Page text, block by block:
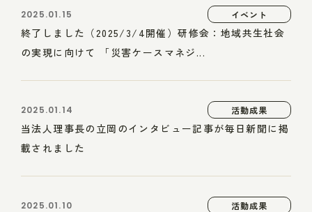
2025.01.15 イベント
終了しました（2025/3/4開催）研修会：地域共生社会
の実現に向けて 「災害ケースマネジ...
2025.01.14 活動成果
当法人理事長の立岡のインタビュー記事が毎日新聞に掲
載されました
2025.01.10 活動成果